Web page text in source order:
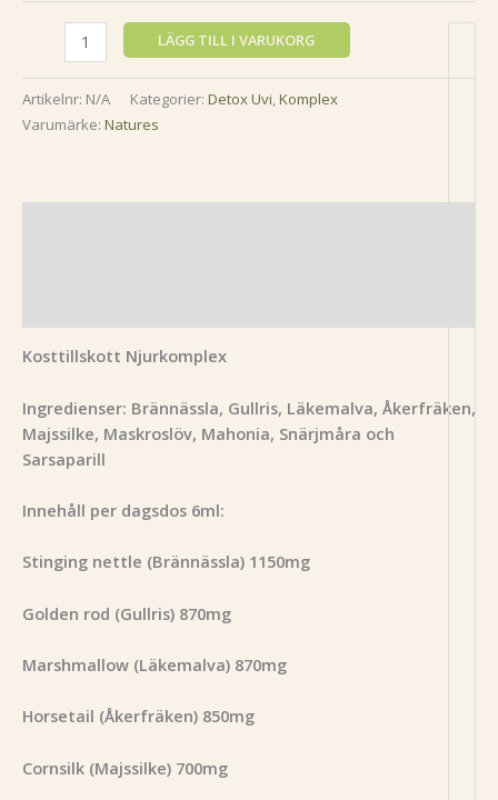
LÄGG TILL I VARUKORG
Artikelnr: N/A Kategorier: Detox Uvi,Komplex
Varumärke: Natures
Kosttillskott Njurkomplex
Ingredienser: Brännässla, Gullris, Läkemalva, Åkerfräken,
Majssilke, Maskroslöv, Mahonia, Snärjmåra och
Sarsaparill
Innehåll per dagsdos 6ml:
Stinging nettle (Brännässla) 1150mg
Golden rod (Gullris) 870mg
Marshmallow (Läkemalva) 870mg
Horsetail (Åkerfräken) 850mg
Cornsilk (Majssilke) 700mg